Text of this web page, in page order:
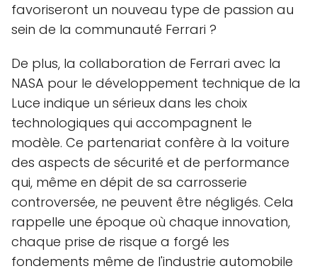
favoriseront un nouveau type de passion au
sein de la communauté Ferrari ?
De plus, la collaboration de Ferrari avec la
NASA pour le développement technique de la
Luce indique un sérieux dans les choix
technologiques qui accompagnent le
modèle. Ce partenariat confère à la voiture
des aspects de sécurité et de performance
qui, même en dépit de sa carrosserie
controversée, ne peuvent être négligés. Cela
rappelle une époque où chaque innovation,
chaque prise de risque a forgé les
fondements même de l'industrie automobile